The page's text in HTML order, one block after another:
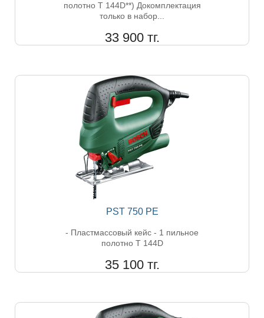
полотно T 144D**) Докомплектация
только в набор...
33 900 тг.
PST 750 PE
- Пластмассовый кейс - 1 пильное
полотно T 144D
35 100 тг.